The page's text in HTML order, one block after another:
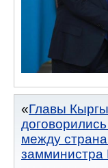
Главы
между